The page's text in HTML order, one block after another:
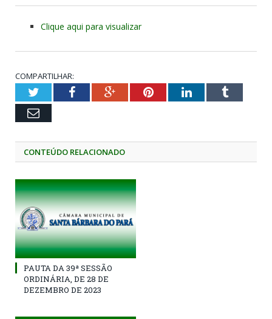
Clique aqui para visualizar
COMPARTILHAR:
TwitterFacebookGoogle+PinterestLinkedInTumblr
Email
CONTEÚDO RELACIONADO
PAUTA DA 39ª SESSÃO
ORDINÁRIA, DE 28 DE
DEZEMBRO DE 2023